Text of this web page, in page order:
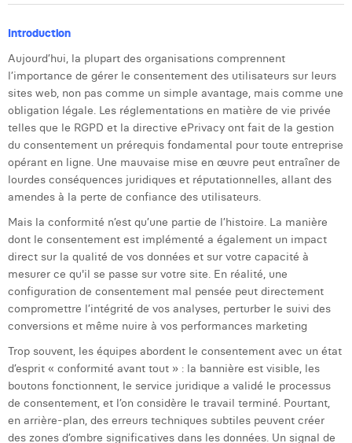
Hanne Van Loock
Janne Beke
Jonas Geiregat
Justine Cremer
Laura Rooseleer
Lena Pignoloni
Leonard Dierickx
Linda Kraim
Lore Fierens
Lotte Vranckx
Louis Nassogne
Introduction
Aujourd’hui, la plupart des organisations comprennent
l’importance de gérer le consentement des utilisateurs sur leurs
sites web, non pas comme un simple avantage, mais comme une
obligation légale. Les réglementations en matière de vie privée
telles que le RGPD et la directive ePrivacy ont fait de la gestion
du consentement un prérequis fondamental pour toute entreprise
opérant en ligne. Une mauvaise mise en œuvre peut entraîner de
lourdes conséquences juridiques et réputationnelles, allant des
amendes à la perte de confiance des utilisateurs.
Mais la conformité n’est qu’une partie de l’histoire. La manière
dont le consentement est implémenté a également un impact
direct sur la qualité de vos données et sur votre capacité à
mesurer ce qu'il se passe sur votre site. En réalité, une
configuration de consentement mal pensée peut directement
compromettre l’intégrité de vos analyses, perturber le suivi des
conversions et même nuire à vos performances marketing
Trop souvent, les équipes abordent le consentement avec un état
d’esprit « conformité avant tout » : la bannière est visible, les
boutons fonctionnent, le service juridique a validé le processus
de consentement, et l’on considère le travail terminé. Pourtant,
en arrière-plan, des erreurs techniques subtiles peuvent créer
des zones d’ombre significatives dans les données. Un signal de